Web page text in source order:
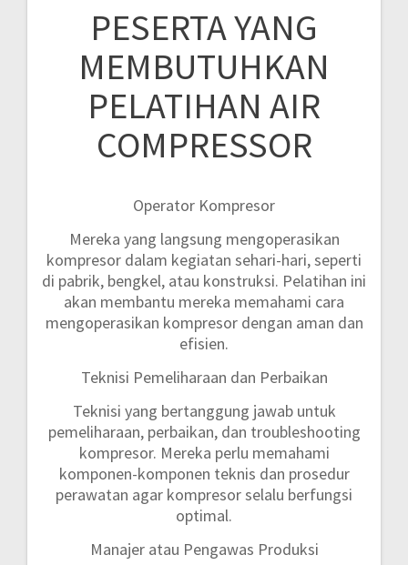
PESERTA YANG
MEMBUTUHKAN
PELATIHAN AIR
COMPRESSOR
Operator Kompresor
Mereka yang langsung mengoperasikan
kompresor dalam kegiatan sehari-hari, seperti
di pabrik, bengkel, atau konstruksi. Pelatihan ini
akan membantu mereka memahami cara
mengoperasikan kompresor dengan aman dan
efisien.
Teknisi Pemeliharaan dan Perbaikan
Teknisi yang bertanggung jawab untuk
pemeliharaan, perbaikan, dan troubleshooting
kompresor. Mereka perlu memahami
komponen-komponen teknis dan prosedur
perawatan agar kompresor selalu berfungsi
optimal.
Manajer atau Pengawas Produksi